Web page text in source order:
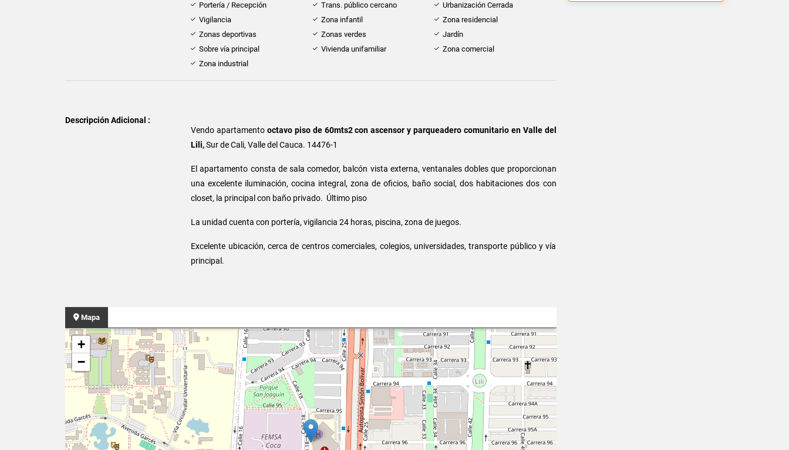
Portería / Recepción
Trans. público cercano
Urbanización Cerrada
Vigilancia
Zona infantil
Zona residencial
Zonas deportivas
Zonas verdes
Jardín
Sobre vía principal
Vivienda unifamiliar
Zona comercial
Zona industrial
Descripción Adicional :
Vendo apartamento octavo piso de 60mts2 con ascensor y parqueadero comunitario en Valle del
Lili,Sur de Cali, Valle del Cauca. 14476-1
El apartamento consta de sala comedor, balcón vista externa, ventanales dobles que proporcionan
una excelente iluminación, cocina integral, zona de oficios, baño social, dos habitaciones dos con
closet, la principal con baño privado. Último piso
La unidad cuenta con portería, vigilancia 24 horas, piscina, zona de juegos.
Excelente ubicación, cerca de centros comerciales, colegios, universidades, transporte público y vía
principal.
Mapa
+
−